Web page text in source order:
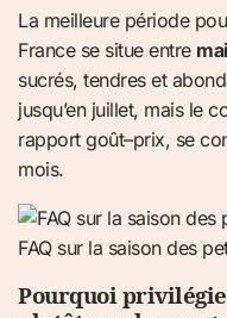
La meilleure période
France se situe entre
sucrés, tendres et
jusqu’en juillet, mais le
rapport goût–prix, se
mois.
FAQ sur la saison des
Pourquoi